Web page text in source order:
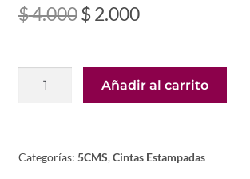
$4.000El
original
era:
$2.000El
actual
es:
CINTA
5CMS
Añadir al carrito
Categorías: 5CMS,Cintas Estampadas